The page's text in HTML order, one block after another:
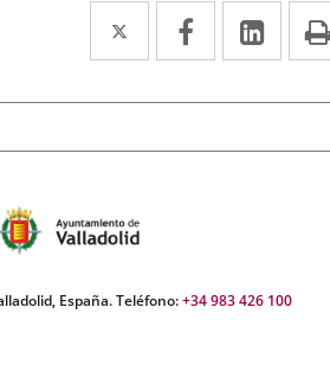
Twitter
Enlace
a
una
aplicación
Facebook
Enlace
a
una
aplicación
a
una
España. Teléfono:+34 983 426 100